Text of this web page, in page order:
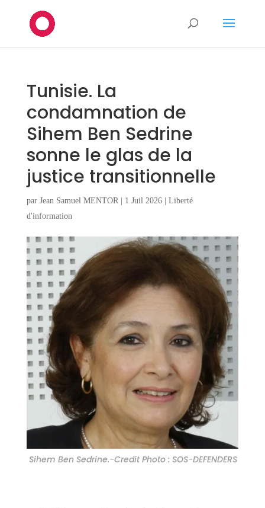
Tunisie. La
condamnation de
Sihem Ben Sedrine
sonne le glas de la
justice transitionnelle
par Jean Samuel MENTOR| 1 Juil 2026| Liberté
d'information
Sihem Ben Sedrine.-Credit Photo : SOS-DEFENDERS